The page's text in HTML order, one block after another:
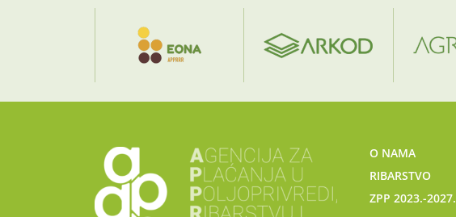
O NAMA
RIBARSTVO
ZPP 2023.-2027.